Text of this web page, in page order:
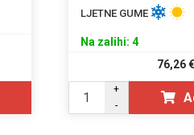
LJETNE GUME
Na zalihi: 4
76,26€
+
-